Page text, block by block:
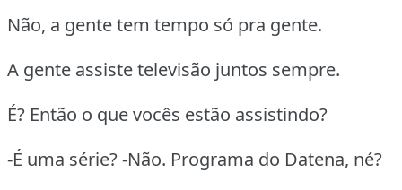
Não, a gente tem tempo só pra gente.
A gente assiste televisão juntos sempre.
É? Então o que vocês estão assistindo?
-É uma série? -Não. Programa do Datena, né?